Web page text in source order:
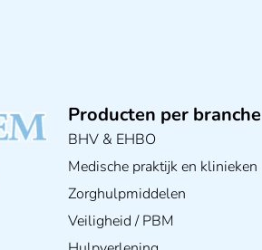
Producten per branche
BHV & EHBO
Medische praktijk en klinieken
Zorghulpmiddelen
Veiligheid / PBM